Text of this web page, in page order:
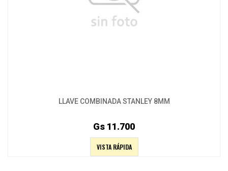
LLAVE COMBINADA STANLEY 8MM
Gs 11.700
VISTA RÁPIDA